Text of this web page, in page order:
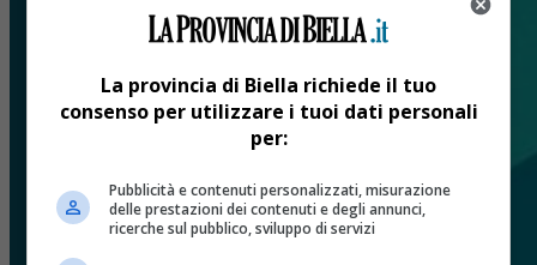
La provincia di Biella richiede il tuo
consenso per utilizzare i tuoi dati personali
per:
Pubblicità e contenuti personalizzati, misurazione
delle prestazioni dei contenuti e degli annunci,
ricerche sul pubblico, sviluppo di servizi